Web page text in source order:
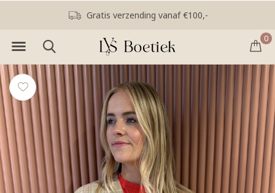
0
Gratis verzending vanaf €100,-